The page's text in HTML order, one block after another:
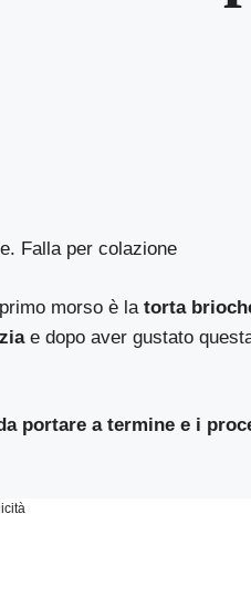
Falla per colazione
morso è latorta
e dopo aver gustato
portare a termine e i